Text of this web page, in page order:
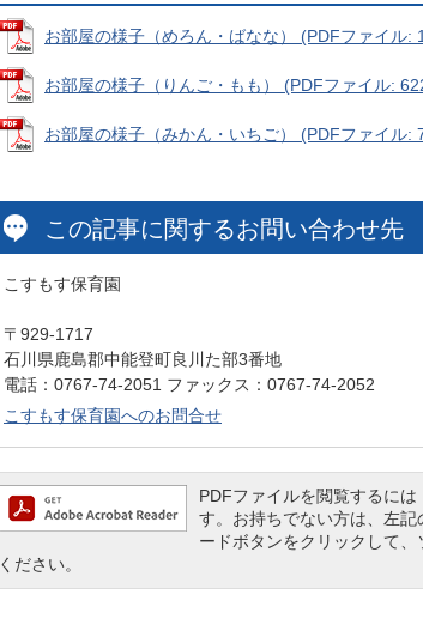
お部屋の様子（めろん・ばなな） (PDFファイル:
お部屋の様子（りんご・もも） (PDFファイル:
お部屋の様子（みかん・いちご） (PDFファイル:
この記事に関するお問い合わせ先
こすもす保育園
〒929-1717
石川県鹿島郡中能登町良川た部3番地
電話：0767-74-2051 ファックス：0767-74-2052
こすもす保育園へのお問合せ
PDFファイルを閲覧するに
す。お持ちでない方は、左
ードボタンをクリックして
ください。